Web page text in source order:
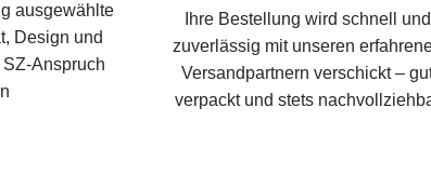
ausgewählte
Design und
Anspruch
Ihre Bestellung wird schnell und
zuverlässig mit unseren
Versandpartnern verschickt –
verpackt und stets